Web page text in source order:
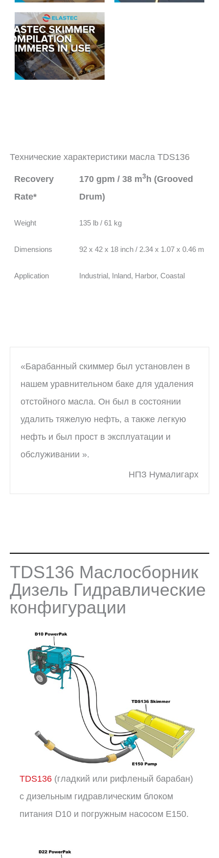
Технические характеристики масла TDS136
Recovery
Rate*
170 gpm / 38 m3h (Grooved
Drum)
Weight 135 lb / 61 kg
Dimensions 92 x 42 x 18 inch / 2.34 x 1.07 x 0.46 m
Application Industrial, Inland, Harbor, Coastal
«Барабанный скиммер был установлен в
нашем уравнительном баке для удаления
отстойного масла. Он был в состоянии
удалить тяжелую нефть, а также легкую
нефть и был прост в эксплуатации и
обслуживании ».
НПЗ Нумалигарх
TDS136 Маслосборник
Дизель Гидравлические
конфигурации
TDS136 (гладкий или рифленый барабан)
с дизельным гидравлическим блоком
питания D10 и погружным насосом E150.